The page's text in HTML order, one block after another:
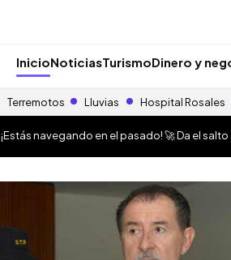
InicioNoticiasTurismoDinero y
Terremotos Lluvias Hospital Rosales
¡Estás navegando en el pasado! 🚀 Da el